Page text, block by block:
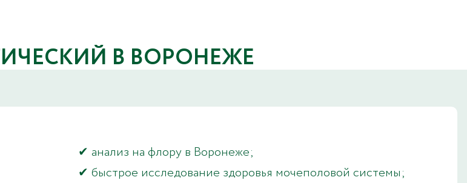
В ВОРОНЕЖЕ
✔ анализ на флору в Воронеже;
✔ быстрое исследование здоровья мочеполовой системы;